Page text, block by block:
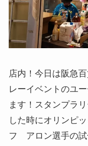
店内！今日は阪急
レーイベントのユ
ます！スタンプラ
した時にオリンピ
フ アロン選手の試